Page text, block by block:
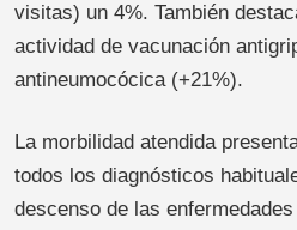
visitas) un 4%. También
actividad de vacunación
antineumocócica (+21%).
La morbilidad atendida
todos los diagnósticos
descenso de las